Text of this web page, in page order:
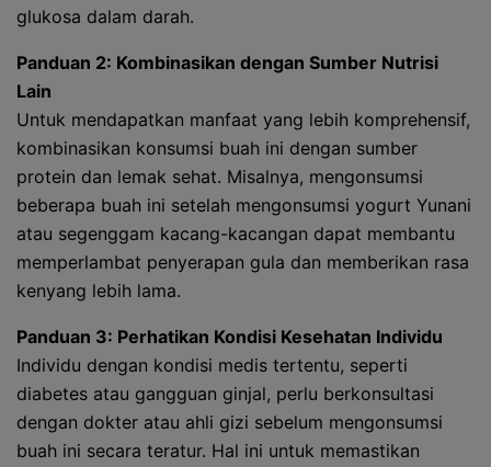
glukosa dalam darah.
Panduan 2: Kombinasikan dengan Sumber Nutrisi
Lain
Untuk mendapatkan manfaat yang lebih komprehensif,
kombinasikan konsumsi buah ini dengan sumber
protein dan lemak sehat. Misalnya, mengonsumsi
beberapa buah ini setelah mengonsumsi yogurt Yunani
atau segenggam kacang-kacangan dapat membantu
memperlambat penyerapan gula dan memberikan rasa
kenyang lebih lama.
Panduan 3: Perhatikan Kondisi Kesehatan Individu
Individu dengan kondisi medis tertentu, seperti
diabetes atau gangguan ginjal, perlu berkonsultasi
dengan dokter atau ahli gizi sebelum mengonsumsi
buah ini secara teratur. Hal ini untuk memastikan